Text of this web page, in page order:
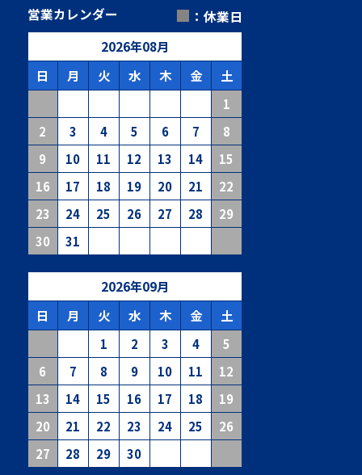
営業カレンダー ■ ：休業日
2026年08月
日
月 火 水 木 金 土
1
2
3 4 5 6 7
8
9
10 11 12 13 14
15
16
17 18 19 20 21
22
23
24 25 26 27 28
29
30
31
2026年09月
日
月 火 水 木 金 土
1 2 3 4
5
6
7 8 9 10 11
12
13
14 15 16 17 18
19
20
21 22 23 24 25
26
27
28 29 30